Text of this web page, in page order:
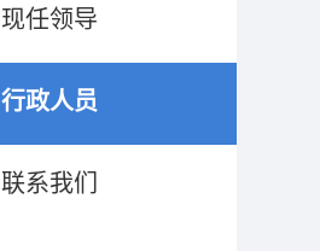
现任领导
行政人员
联系我们